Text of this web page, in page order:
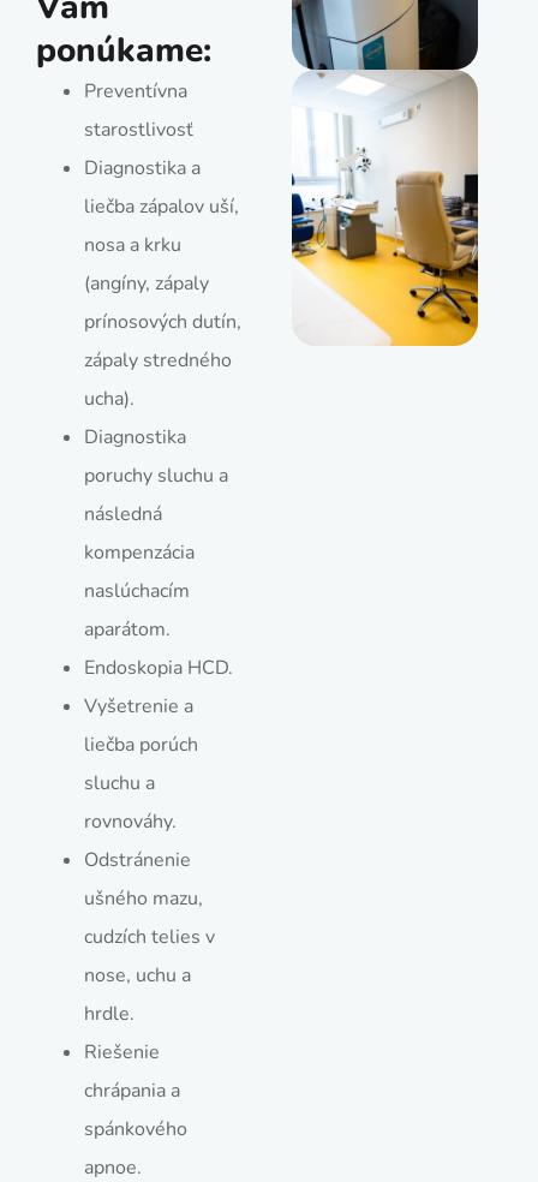
ponúkame:
Preventívna
starostlivosť
Diagnostika a
liečba zápalov uší,
nosa a krku
(angíny, zápaly
prínosových dutín,
zápaly stredného
ucha).
Diagnostika
poruchy sluchu a
následná
kompenzácia
naslúchacím
aparátom.
Endoskopia HCD.
Vyšetrenie a
liečba porúch
sluchu a
rovnováhy.
Odstránenie
ušného mazu,
cudzích telies v
nose, uchu a
hrdle.
Riešenie
chrápania a
spánkového
apnoe.